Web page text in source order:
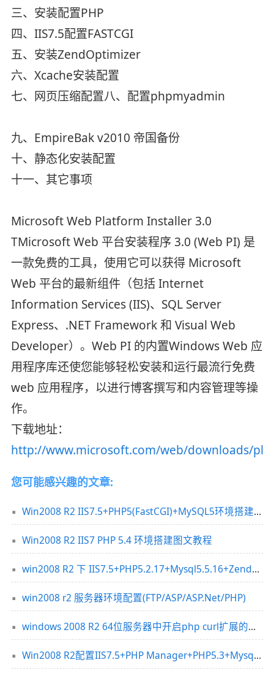
三、安装配置PHP
四、IIS7.5配置FASTCGI
五、安装ZendOptimizer
六、Xcache安装配置
七、网页压缩配置八、配置phpmyadmin
九、EmpireBak v2010 帝国备份
十、静态化安装配置
十一、其它事项
Microsoft Web Platform Installer 3.0
TMicrosoft Web 平台安装程序 3.0 (Web PI) 是
一款免费的工具，使用它可以获得 Microsoft
Web 平台的最新组件（包括 Internet
Information Services (IIS)、SQL Server
Express、.NET Framework 和 Visual Web
Developer）。Web PI 的内置Windows Web 应
用程序库还使您能够轻松安装和运行最流行免费
web 应用程序，以进行博客撰写和内容管理等操
作。
下载地址：
http://www.microsoft.com/web/downloads/
您可能感兴趣的文章:
Win2008 R2 IIS7.5+PHP5(FastCGI)+MySQL5环境搭建教程
Win2008 R2 IIS7 PHP 5.4 环境搭建图文教程
win2008 R2 下 IIS7.5+PHP5.2.17+Mysql5.5.16+Zend3.3.3
win2008 r2 服务器环境配置(FTP/ASP/ASP.Net/PHP)
windows 2008 R2 64位服务器中开启php curl扩展的方法
Win2008 R2配置IIS7.5+PHP Manager+PHP5.3+Mysql5.5+Wincache